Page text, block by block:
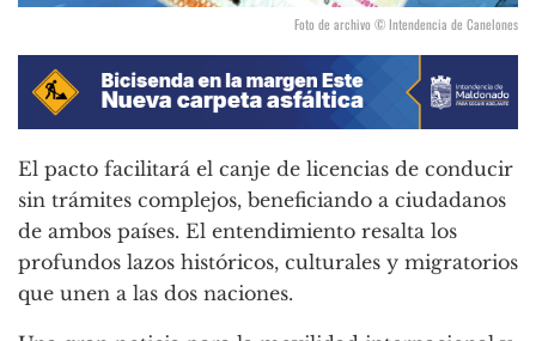
Foto de archivo © Intendencia de Canelones
El pacto facilitará el canje de licencias de conducir
sin trámites complejos, beneficiando a ciudadanos
de ambos países. El entendimiento resalta los
profundos lazos históricos, culturales y migratorios
que unen a las dos naciones.